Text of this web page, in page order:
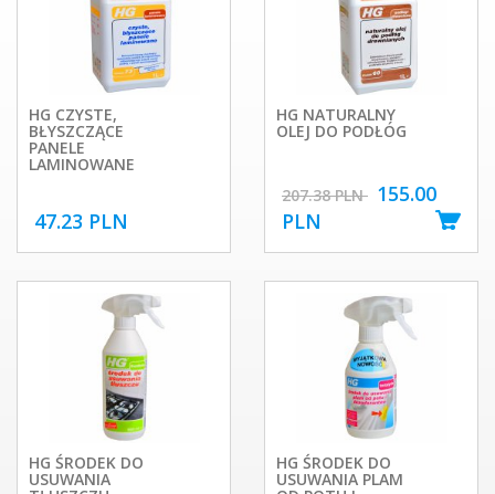
HG CZYSTE,
BŁYSZCZĄCE
PANELE
LAMINOWANE
47.23 PLN
HG NATURALNY
OLEJ DO PODŁÓG
207.38 PLN 155.00
PLN
HG ŚRODEK DO
USUWANIA
HG ŚRODEK DO
USUWANIA PLAM